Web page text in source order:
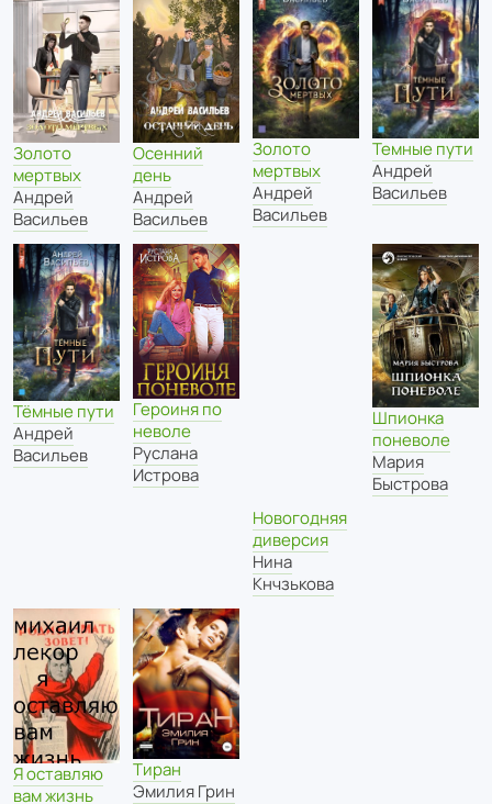
Золото
мертвых
Андрей
Васильев
Осенний
день
Андрей
Васильев
Золото
мертвых
Андрей
Васильев
Темные пути
Андрей
Васильев
Тёмные пути
Андрей
Васильев
Героиня по
неволе
Руслана
Истрова
Новогодняя
диверсия
Нина
Кнчзькова
Шпионка
поневоле
Мария
Быстрова
Я оставляю
вам жизнь
Тиран
Эмилия Грин